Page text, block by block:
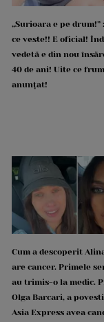
„Surioara e pe drum!”
ce veste!! E oficial!
vedetă e din nou
40 de ani! Uite ce
anunțat!
Cum a descoperit
are cancer. Primele
au trimis-o la medic.
Olga Barcari, a
Asia Express avea